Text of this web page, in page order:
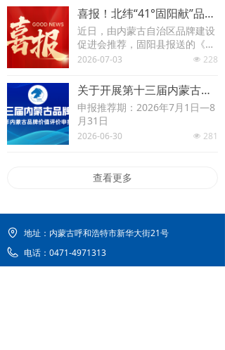
内蒙古品牌库
国境供电服务。
喜报！北纬“41°固阳献”品牌建设案例入选国家级权威案例汇编
近日，由内蒙古自治区品牌建设
促进会推荐，固阳县报送的《大
力出“芪”迹 县域公用品牌“41°固
袭之路》成功入选中国品牌建设
促进会《中国品牌优秀案例成果
汇编》。
넶 228
2026-07-03
关于开展第十三届内蒙古品牌大会—2026年内蒙古品牌价值评价申报工作的通知
申报推荐期：2026年7月1日—8
月31日
넶 281
2026-06-30
查看更多
地址： 内蒙古呼和浩特市新华大街21号
电话： 0471-4971313